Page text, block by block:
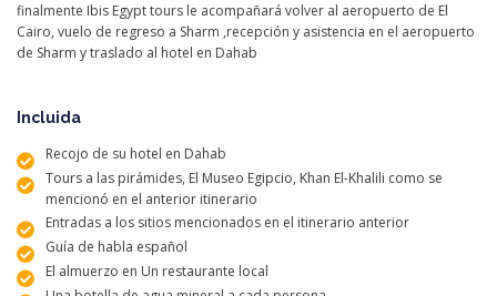
finalmente Ibis Egypt tours le acompañará volver al aeropuerto de El
Cairo, vuelo de regreso a Sharm ,recepción y asistencia en el aeropuerto
de Sharm y traslado al hotel en Dahab
Incluida
Recojo de su hotel en Dahab
Tours a las pirámides, El Museo Egipcio, Khan El-Khalili como se
mencionó en el anterior itinerario
Entradas a los sitios mencionados en el itinerario anterior
Guía de habla español
El almuerzo en Un restaurante local